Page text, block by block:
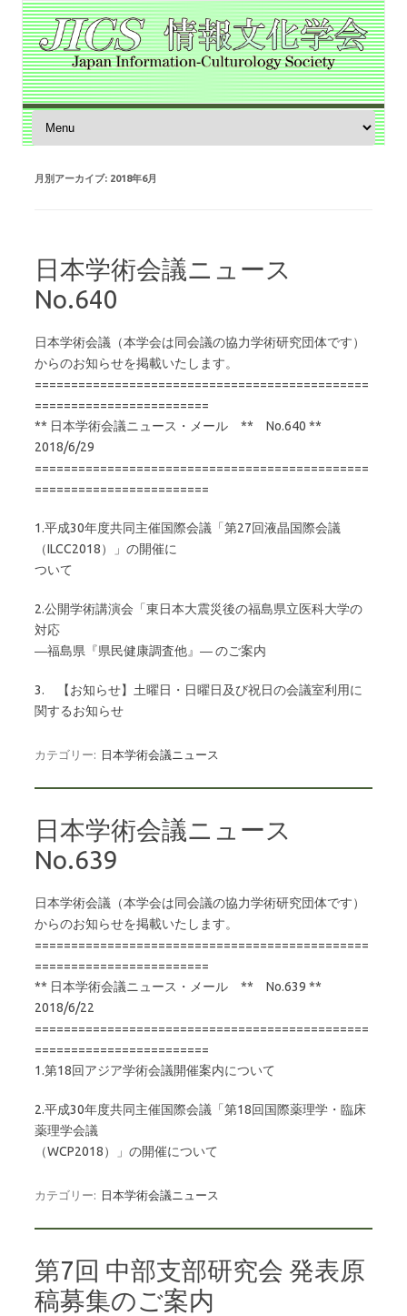
コンテンツへスキップ
月別アーカイブ: 2018年6月
日本学術会議ニュース
No.640
日本学術会議（本学会は同会議の協力学術研究団体です）
からのお知らせを掲載いたします。
==============================================
========================
** 日本学術会議ニュース・メール ** No.640 **
2018/6/29
==============================================
========================
1.平成30年度共同主催国際会議「第27回液晶国際会議
（ILCC2018）」の開催に
ついて
2.公開学術講演会「東日本大震災後の福島県立医科大学の
対応
―福島県『県民健康調査他』― のご案内
3. 【お知らせ】土曜日・日曜日及び祝日の会議室利用に
関するお知らせ
カテゴリー: 日本学術会議ニュース
日本学術会議ニュース
No.639
日本学術会議（本学会は同会議の協力学術研究団体です）
からのお知らせを掲載いたします。
==============================================
========================
** 日本学術会議ニュース・メール ** No.639 **
2018/6/22
==============================================
========================
1.第18回アジア学術会議開催案内について
2.平成30年度共同主催国際会議「第18回国際薬理学・臨床
薬理学会議
（WCP2018）」の開催について
カテゴリー: 日本学術会議ニュース
第7回 中部支部研究会 発表原
稿募集のご案内